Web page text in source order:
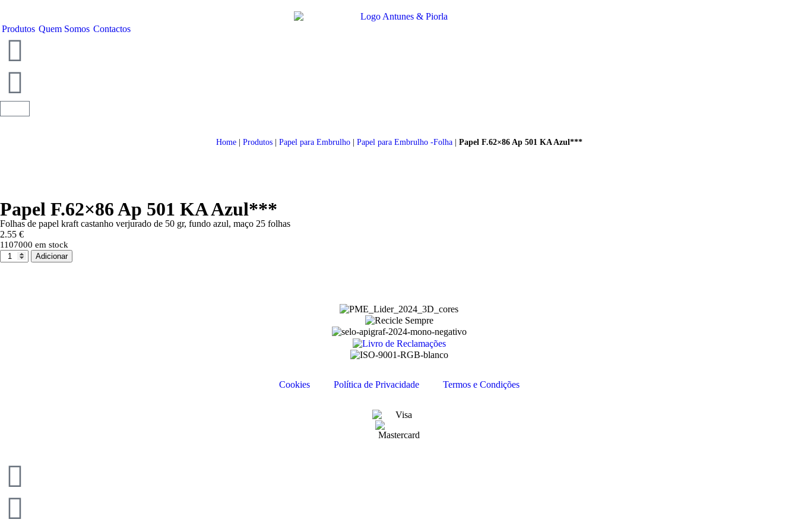
Produtos Quem Somos Contactos
Home| Produtos| Papel para Embrulho| Papel para Embrulho -Folha| Papel F.62×86 Ap 501 KA Azul***
Papel F.62×86 Ap 501 KA Azul***
Folhas de papel kraft castanho verjurado de 50 gr, fundo azul, maço 25 folhas
2.55 €
1107000 em stock
Adicionar
Cookies Política de Privacidade Termos e Condições